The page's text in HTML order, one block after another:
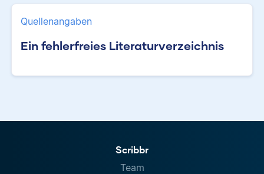
Quellenangaben
Ein fehlerfreies Literaturverzeichnis
Scribbr
Team